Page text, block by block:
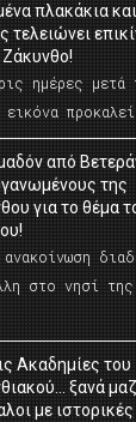
πλακάκια
τελειώνει
Ζάκυνθο!
ημέρες μετά
από
της
για το θέμα
στο νησί της
Ακαδημίες του
ξανά
με ιστορικές